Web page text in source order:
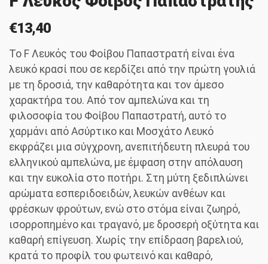
€13,40
Το F Λευκός του Φοίβου Παπαστρατή είναι ένα
λευκό κρασί που σε κερδίζει από την πρώτη γουλιά
με τη δροσιά, την καθαρότητα και τον άμεσο
χαρακτήρα του. Από τον αμπελώνα και τη
φιλοσοφία του Φοίβου Παπαστρατή, αυτό το
χαρμάνι από Ασύρτικο και Μοσχάτο Λευκό
εκφράζει μια σύγχρονη, ανεπιτήδευτη πλευρά του
ελληνικού αμπελώνα, με έμφαση στην απόλαυση
και την ευκολία στο ποτήρι. Στη μύτη ξεδιπλώνει
αρώματα εσπεριδοειδών, λευκών ανθέων και
φρέσκων φρούτων, ενώ στο στόμα είναι ζωηρό,
ισορροπημένο και τραγανό, με δροσερή οξύτητα και
καθαρή επίγευση. Χωρίς την επίδραση βαρελιού,
κρατά το προφίλ του φωτεινό και καθαρό,